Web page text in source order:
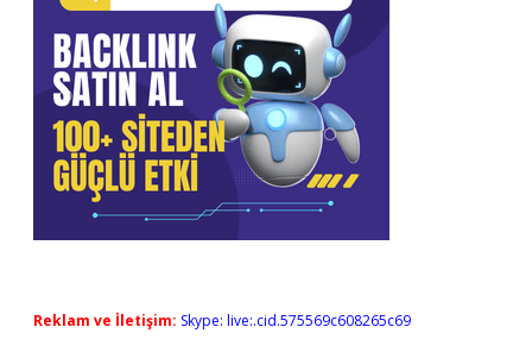
Reklam ve İletişim: Skype: live:.cid.575569c608265c69